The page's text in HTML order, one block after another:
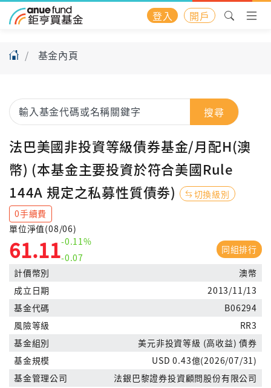
登入 開戶
基金內頁
搜尋
法巴美國非投資等級債券基金/月配H(澳
幣) (本基金主要投資於符合美國Rule
144A 規定之私募性質債劵)
切換級別
0手續費
單位淨值(08/06)
61.11-0.11%
-0.07
同組排行
計價幣別
澳幣
成立日期
2013/11/13
基金代碼
B06294
風險等級
RR3
基金組別
美元非投資等級 (高收益) 債券
基金規模
USD 0.43億(2026/07/31)
基金管理公司
法銀巴黎證券投資顧問股份有限公司